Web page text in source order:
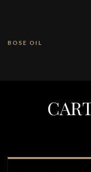
BOSE OIL